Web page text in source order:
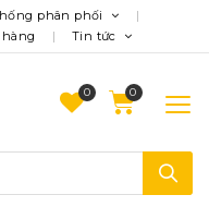
phân phối
Tin tức
0